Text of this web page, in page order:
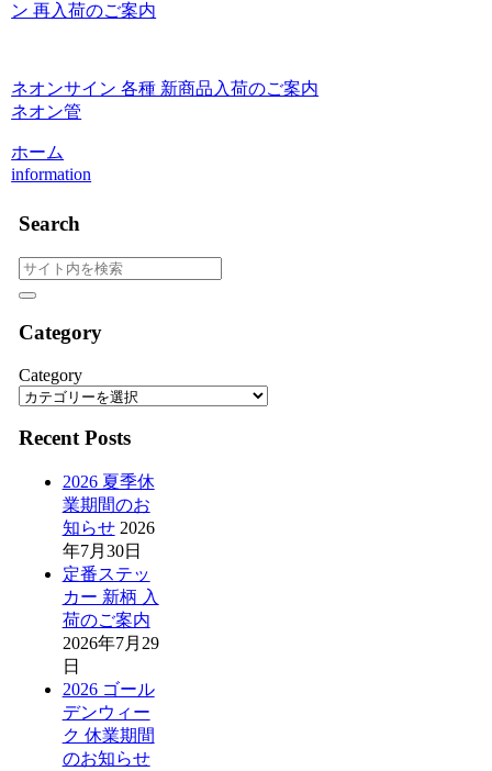
ン 再入荷のご案内
ネオンサイン 各種 新商品入荷のご案内
ネオン管
ホーム
information
Search
Category
Category
Recent Posts
2026 夏季休
業期間のお
知らせ 2026
年7月30日
定番ステッ
カー 新柄 入
荷のご案内
2026年7月29
日
2026 ゴール
デンウィー
ク 休業期間
のお知らせ